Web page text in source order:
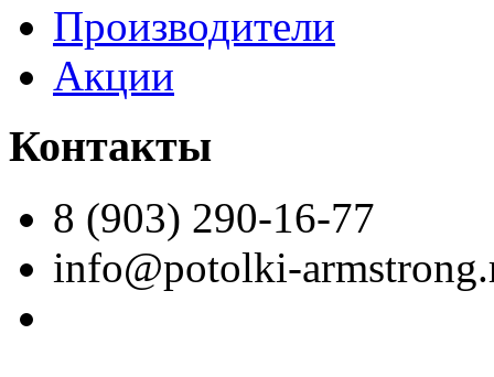
Производители
Акции
Контакты
8 (903) 290-16-77
info@potolki-